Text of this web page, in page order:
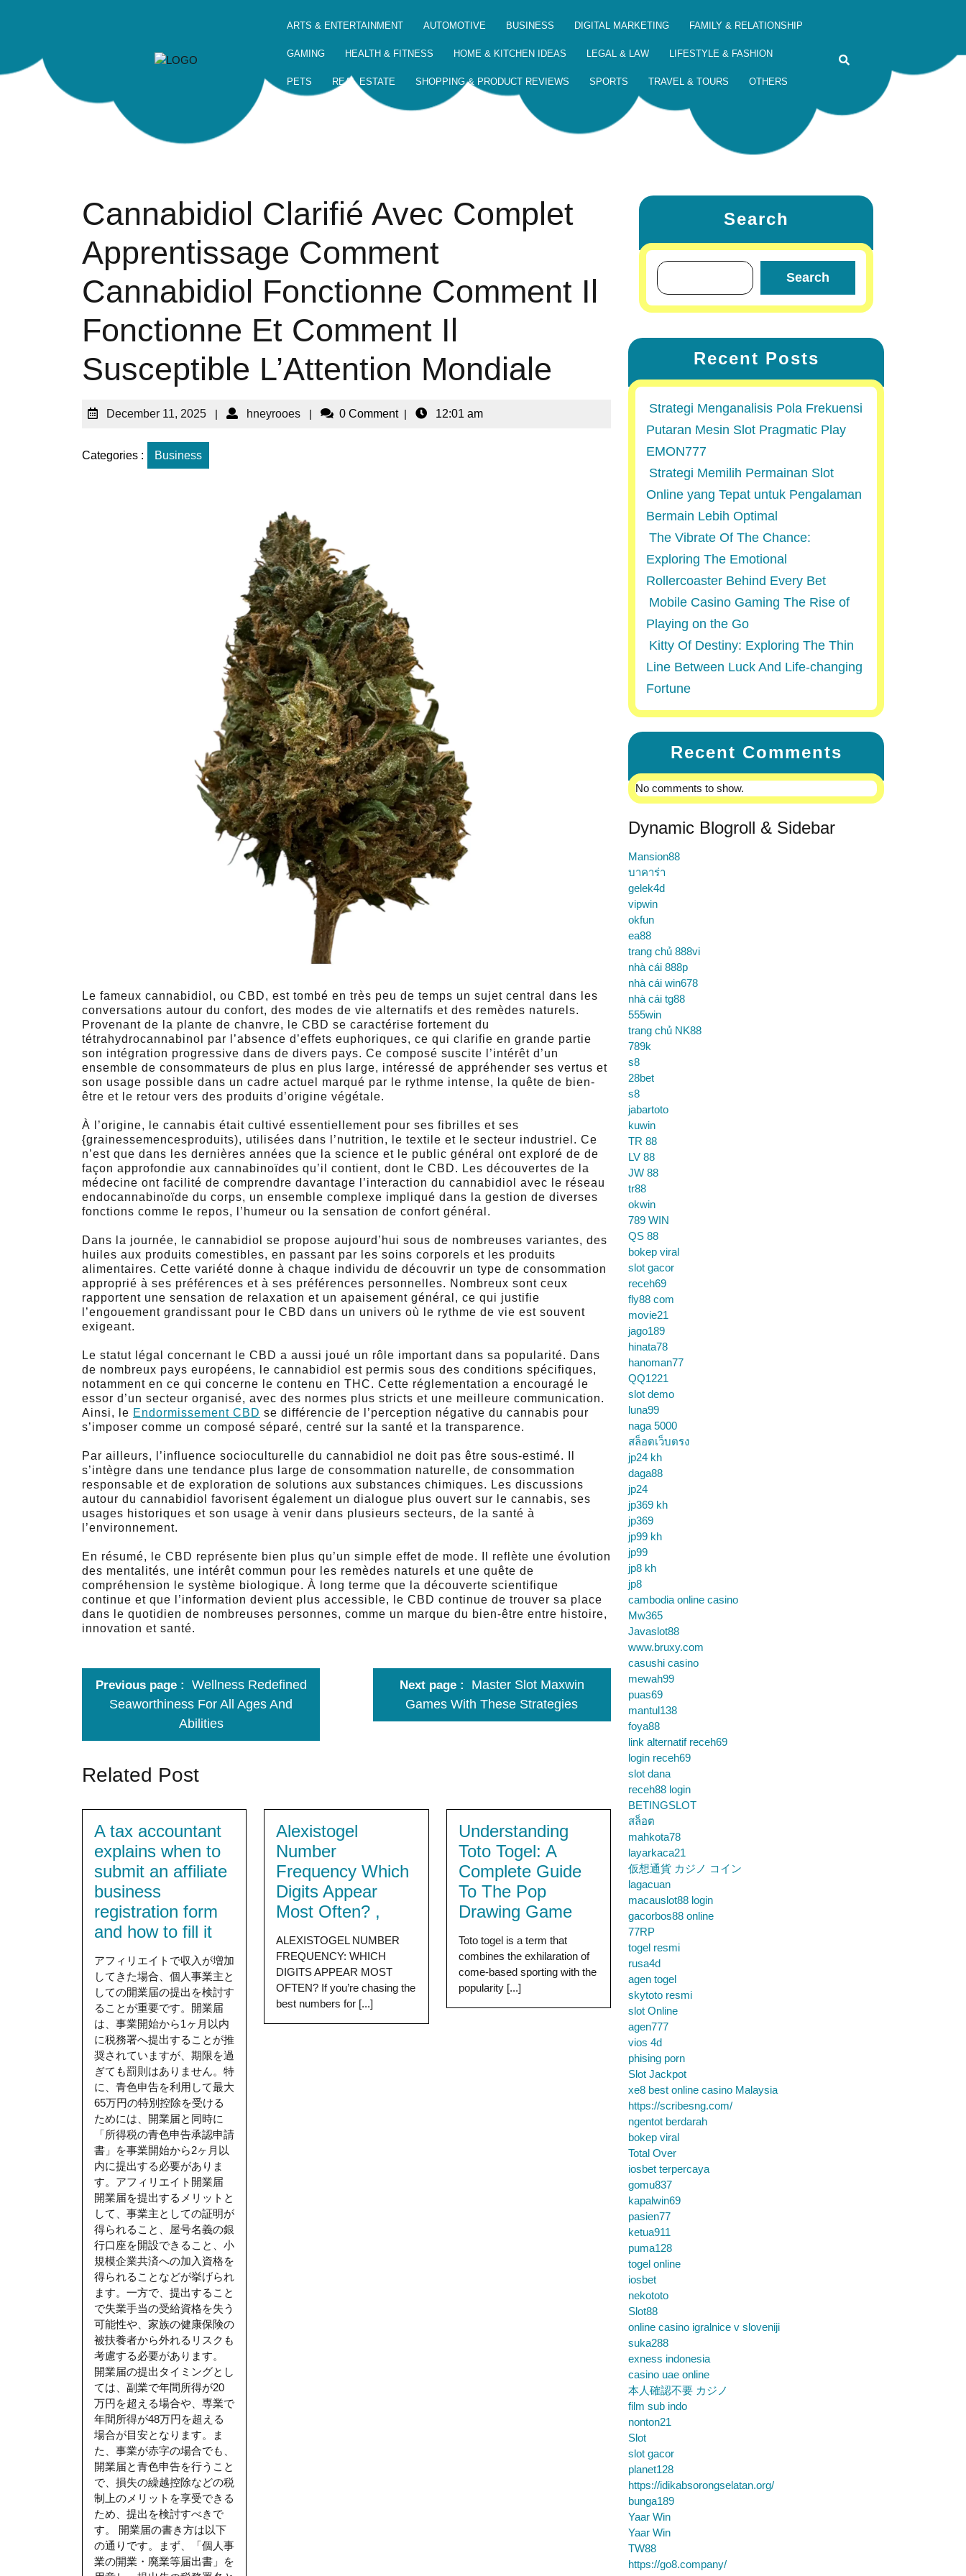
ARTS & ENTERTAINMENT AUTOMOTIVE BUSINESS DIGITAL MARKETING FAMILY & RELATIONSHIP
GAMING HEALTH & FITNESS HOME & KITCHEN IDEAS LEGAL & LAW LIFESTYLE & FASHION
PETS REAL ESTATE SHOPPING & PRODUCT REVIEWS SPORTS TRAVEL & TOURS OTHERS
Cannabidiol Clarifié Avec Complet
Apprentissage Comment
Cannabidiol Fonctionne Comment Il
Fonctionne Et Comment Il
Susceptible L’Attention Mondiale
December 11, 2025 | hneyrooes | 0 Comment | 12:01 am
Categories : Business
Le fameux cannabidiol, ou CBD, est tombé en très peu de temps un sujet central dans les
conversations autour du confort, des modes de vie alternatifs et des remèdes naturels.
Provenant de la plante de chanvre, le CBD se caractérise fortement du
tétrahydrocannabinol par l’absence d’effets euphoriques, ce qui clarifie en grande partie
son intégration progressive dans de divers pays. Ce composé suscite l’intérêt d’un
ensemble de consommateurs de plus en plus large, intéressé de appréhender ses vertus et
son usage possible dans un cadre actuel marqué par le rythme intense, la quête de bien-
être et le retour vers des produits d’origine végétale.
À l’origine, le cannabis était cultivé essentiellement pour ses fibrilles et ses
{grainessemencesproduits), utilisées dans l’nutrition, le textile et le secteur industriel. Ce
n’est que dans les dernières années que la science et le public général ont exploré de de
façon approfondie aux cannabinoïdes qu’il contient, dont le CBD. Les découvertes de la
médecine ont facilité de comprendre davantage l’interaction du cannabidiol avec le réseau
endocannabinoïde du corps, un ensemble complexe impliqué dans la gestion de diverses
fonctions comme le repos, l’humeur ou la sensation de confort général.
Dans la journée, le cannabidiol se propose aujourd’hui sous de nombreuses variantes, des
huiles aux produits comestibles, en passant par les soins corporels et les produits
alimentaires. Cette variété donne à chaque individu de découvrir un type de consommation
approprié à ses préférences et à ses préférences personnelles. Nombreux sont ceux
rapportent une sensation de relaxation et un apaisement général, ce qui justifie
l’engouement grandissant pour le CBD dans un univers où le rythme de vie est souvent
exigeant.
Le statut légal concernant le CBD a aussi joué un rôle important dans sa popularité. Dans
de nombreux pays européens, le cannabidiol est permis sous des conditions spécifiques,
notamment en ce qui concerne le contenu en THC. Cette réglementation a encouragé le
essor d’un secteur organisé, avec des normes plus stricts et une meilleure communication.
Ainsi, le Endormissement CBD se différencie de l’perception négative du cannabis pour
s’imposer comme un composé séparé, centré sur la santé et la transparence.
Par ailleurs, l’influence socioculturelle du cannabidiol ne doit pas être sous-estimé. Il
s’intègre dans une tendance plus large de consommation naturelle, de consommation
responsable et de exploration de solutions aux substances chimiques. Les discussions
autour du cannabidiol favorisent également un dialogue plus ouvert sur le cannabis, ses
usages historiques et son usage à venir dans plusieurs secteurs, de la santé à
l’environnement.
En résumé, le CBD représente bien plus qu’un simple effet de mode. Il reflète une évolution
des mentalités, une intérêt commun pour les remèdes naturels et une quête de
compréhension le système biologique. À long terme que la découverte scientifique
continue et que l’information devient plus accessible, le CBD continue de trouver sa place
dans le quotidien de nombreuses personnes, comme un marque du bien-être entre histoire,
innovation et santé.
Previous page
Wellness Redefined
Seaworthiness For All Ages And
Abilities
Next page
Master Slot Maxwin
Games With These Strategies
Related Post
A tax accountant
explains when to
submit an affiliate
business
registration form
and how to fill it
アフィリエイトで収入が増加
してきた場合、個人事業主と
しての開業届の提出を検討す
ることが重要です。開業届
は、事業開始から1ヶ月以内
に税務署へ提出することが推
奨されていますが、期限を過
ぎても罰則はありません。特
に、青色申告を利用して最大
65万円の特別控除を受ける
ためには、開業届と同時に
「所得税の青色申告承認申請
書」を事業開始から2ヶ月以
内に提出する必要がありま
す。アフィリエイト開業届
開業届を提出するメリットと
して、事業主としての証明が
得られること、屋号名義の銀
行口座を開設できること、小
規模企業共済への加入資格を
得られることなどが挙げられ
ます。一方で、提出すること
で失業手当の受給資格を失う
可能性や、家族の健康保険の
被扶養者から外れるリスクも
考慮する必要があります。
開業届の提出タイミングとし
ては、副業で年間所得が20
万円を超える場合や、専業で
年間所得が48万円を超える
場合が目安となります。ま
た、事業が赤字の場合でも、
開業届と青色申告を行うこと
で、損失の繰越控除などの税
制上のメリットを享受できる
ため、提出を検討すべきで
す。 開業届の書き方は以下
の通りです。まず、「個人事
業の開業・廃業等届出書」を
Alexistogel
Number
Frequency Which
Digits Appear
Most Often? ,
ALEXISTOGEL NUMBER
FREQUENCY: WHICH
DIGITS APPEAR MOST
OFTEN? If you’re chasing the
best numbers for [...]
Understanding
Toto Togel: A
Complete Guide
To The Pop
Drawing Game
Toto togel is a term that
combines the exhilaration of
come-based sporting with the
popularity [...]
Search
Search
Recent Posts
Strategi Menganalisis Pola Frekuensi
Putaran Mesin Slot Pragmatic Play
EMON777
Strategi Memilih Permainan Slot
Online yang Tepat untuk Pengalaman
Bermain Lebih Optimal
The Vibrate Of The Chance:
Exploring The Emotional
Rollercoaster Behind Every Bet
Mobile Casino Gaming The Rise of
Playing on the Go
Kitty Of Destiny: Exploring The Thin
Line Between Luck And Life-changing
Fortune
Recent Comments
No comments to show.
Dynamic Blogroll & Sidebar
Mansion88
บาคาร่า
gelek4d
vipwin
okfun
ea88
trang chủ 888vi
nhà cái 888p
nhà cái win678
nhà cái tg88
555win
trang chủ NK88
789k
s8
28bet
s8
jabartoto
kuwin
TR 88
LV 88
JW 88
tr88
okwin
789 WIN
QS 88
bokep viral
slot gacor
receh69
fly88 com
movie21
jago189
hinata78
hanoman77
QQ1221
slot demo
luna99
naga 5000
สล็อตเว็บตรง
jp24 kh
daga88
jp24
jp369 kh
jp369
jp99 kh
jp99
jp8 kh
jp8
cambodia online casino
Mw365
Javaslot88
www.bruxy.com
casushi casino
mewah99
puas69
mantul138
foya88
link alternatif receh69
login receh69
slot dana
receh88 login
BETINGSLOT
สล็อต
mahkota78
layarkaca21
仮想通貨 カジノ コイン
lagacuan
macauslot88 login
gacorbos88 online
77RP
togel resmi
rusa4d
agen togel
skytoto resmi
slot Online
agen777
vios 4d
phising porn
Slot Jackpot
xe8 best online casino Malaysia
https://scribesng.com/
ngentot berdarah
bokep viral
Total Over
iosbet terpercaya
gomu837
kapalwin69
pasien77
ketua911
puma128
togel online
iosbet
nekototo
Slot88
online casino igralnice v sloveniji
suka288
exness indonesia
casino uae online
本人確認不要 カジノ
film sub indo
nonton21
Slot
slot gacor
planet128
https://idikabsorongselatan.org/
bunga189
Yaar Win
Yaar Win
TW88
https://go8.company/